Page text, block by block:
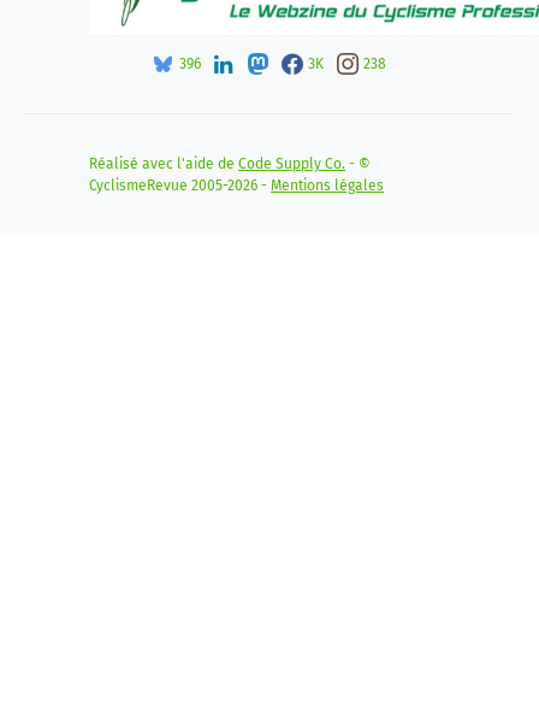
396 3K 238
Réalisé avec l'aide de Code Supply Co. - ©
CyclismeRevue 2005-2026 - Mentions légales